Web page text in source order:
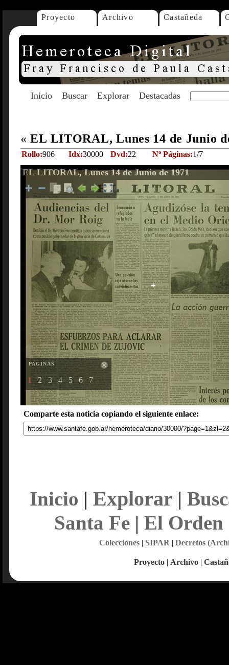
Proyecto Archivo Castañeda
Inicio Buscar Explorar Destacadas
« EL LITORAL, Lunes 14 de Junio
Rollo:906 Idx:30000 Dvd:22 Nº Páginas:1/7
EL LITORAL, Lunes 14 de Junio de 1971
PAGINAS
1 2 3 4 5 6 7
Comparte esta noticia copiando el siguiente enlace:
Inicio | Explorar |
Santa Fe| El Orden
Colecciones| SIPAR | Decretos
Proyecto | Archivo |